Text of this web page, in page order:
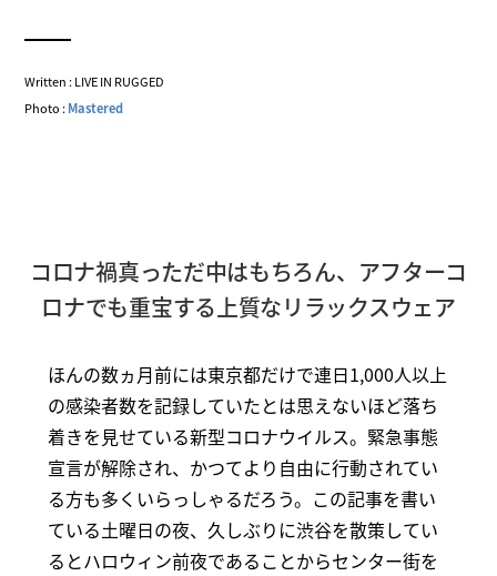
Written : LIVE IN RUGGED
Photo :Mastered
コロナ禍真っただ中はもちろん、アフターコ
ロナでも重宝する上質なリラックスウェア
ほんの数ヵ月前には東京都だけで連日1,000人以上
の感染者数を記録していたとは思えないほど落ち
着きを見せている新型コロナウイルス。緊急事態
宣言が解除され、かつてより自由に行動されてい
る方も多くいらっしゃるだろう。この記事を書い
ている土曜日の夜、久しぶりに渋谷を散策してい
るとハロウィン前夜であることからセンター街を